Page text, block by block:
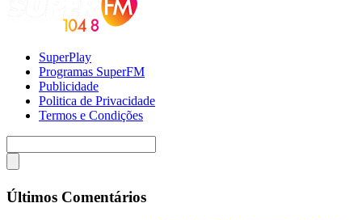
SuperPlay
Programas SuperFM
Publicidade
Politica de Privacidade
Termos e Condições
Últimos Comentários